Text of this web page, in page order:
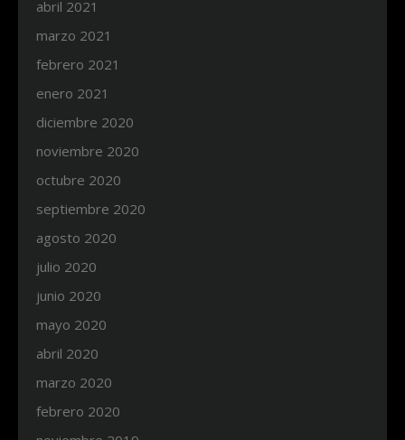
abril 2021
marzo 2021
febrero 2021
enero 2021
diciembre 2020
noviembre 2020
octubre 2020
septiembre 2020
agosto 2020
julio 2020
junio 2020
mayo 2020
abril 2020
marzo 2020
febrero 2020